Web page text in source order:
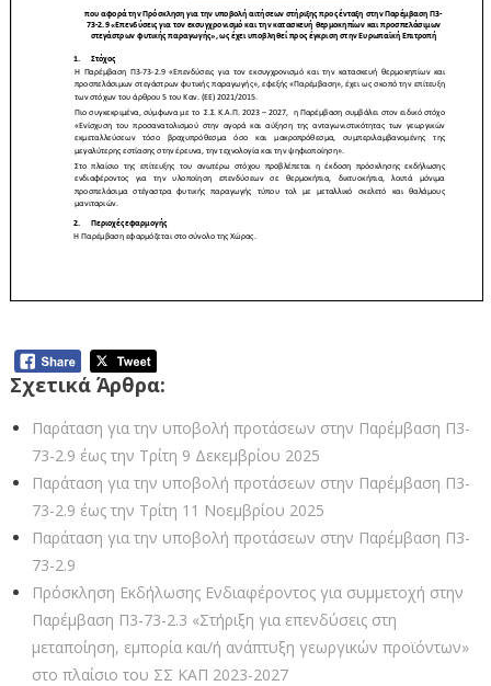
Σχετικά Άρθρα:
Παράταση για την υποβολή προτάσεων στην Παρέμβαση Π3-
73-2.9 έως την Τρίτη 9 Δεκεμβρίου 2025
Παράταση για την υποβολή προτάσεων στην Παρέμβαση Π3-
73-2.9 έως την Τρίτη 11 Νοεμβρίου 2025
Παράταση για την υποβολή προτάσεων στην Παρέμβαση Π3-
73-2.9
Πρόσκληση Εκδήλωσης Ενδιαφέροντος για συμμετοχή στην
Παρέμβαση Π3-73-2.3 «Στήριξη για επενδύσεις στη
μεταποίηση, εμπορία και/ή ανάπτυξη γεωργικών προϊόντων»
στο πλαίσιο του ΣΣ ΚΑΠ 2023-2027